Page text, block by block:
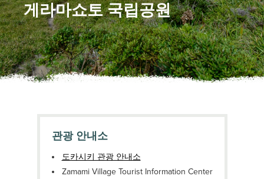
게라마쇼토 국립공원
관광 안내소
도카시키 관광 안내소
Zamami Village Tourist Information Center